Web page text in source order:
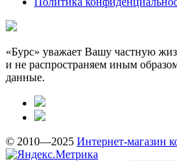
«Бурс» уважает Вашу частную
и не распространяем иным
данные.
© 2010—2025 Интернет-магазин